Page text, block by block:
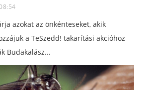
azokat az önkénteseket, akik
a TeSzedd! takarítási akcióhoz
Budakalász...